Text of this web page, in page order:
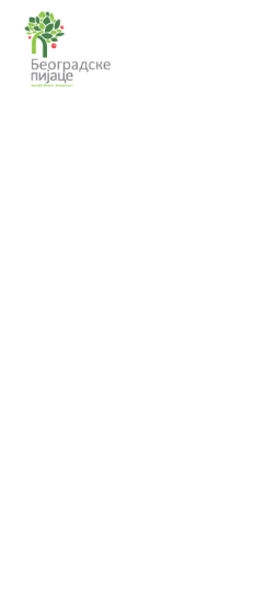
Skip
content